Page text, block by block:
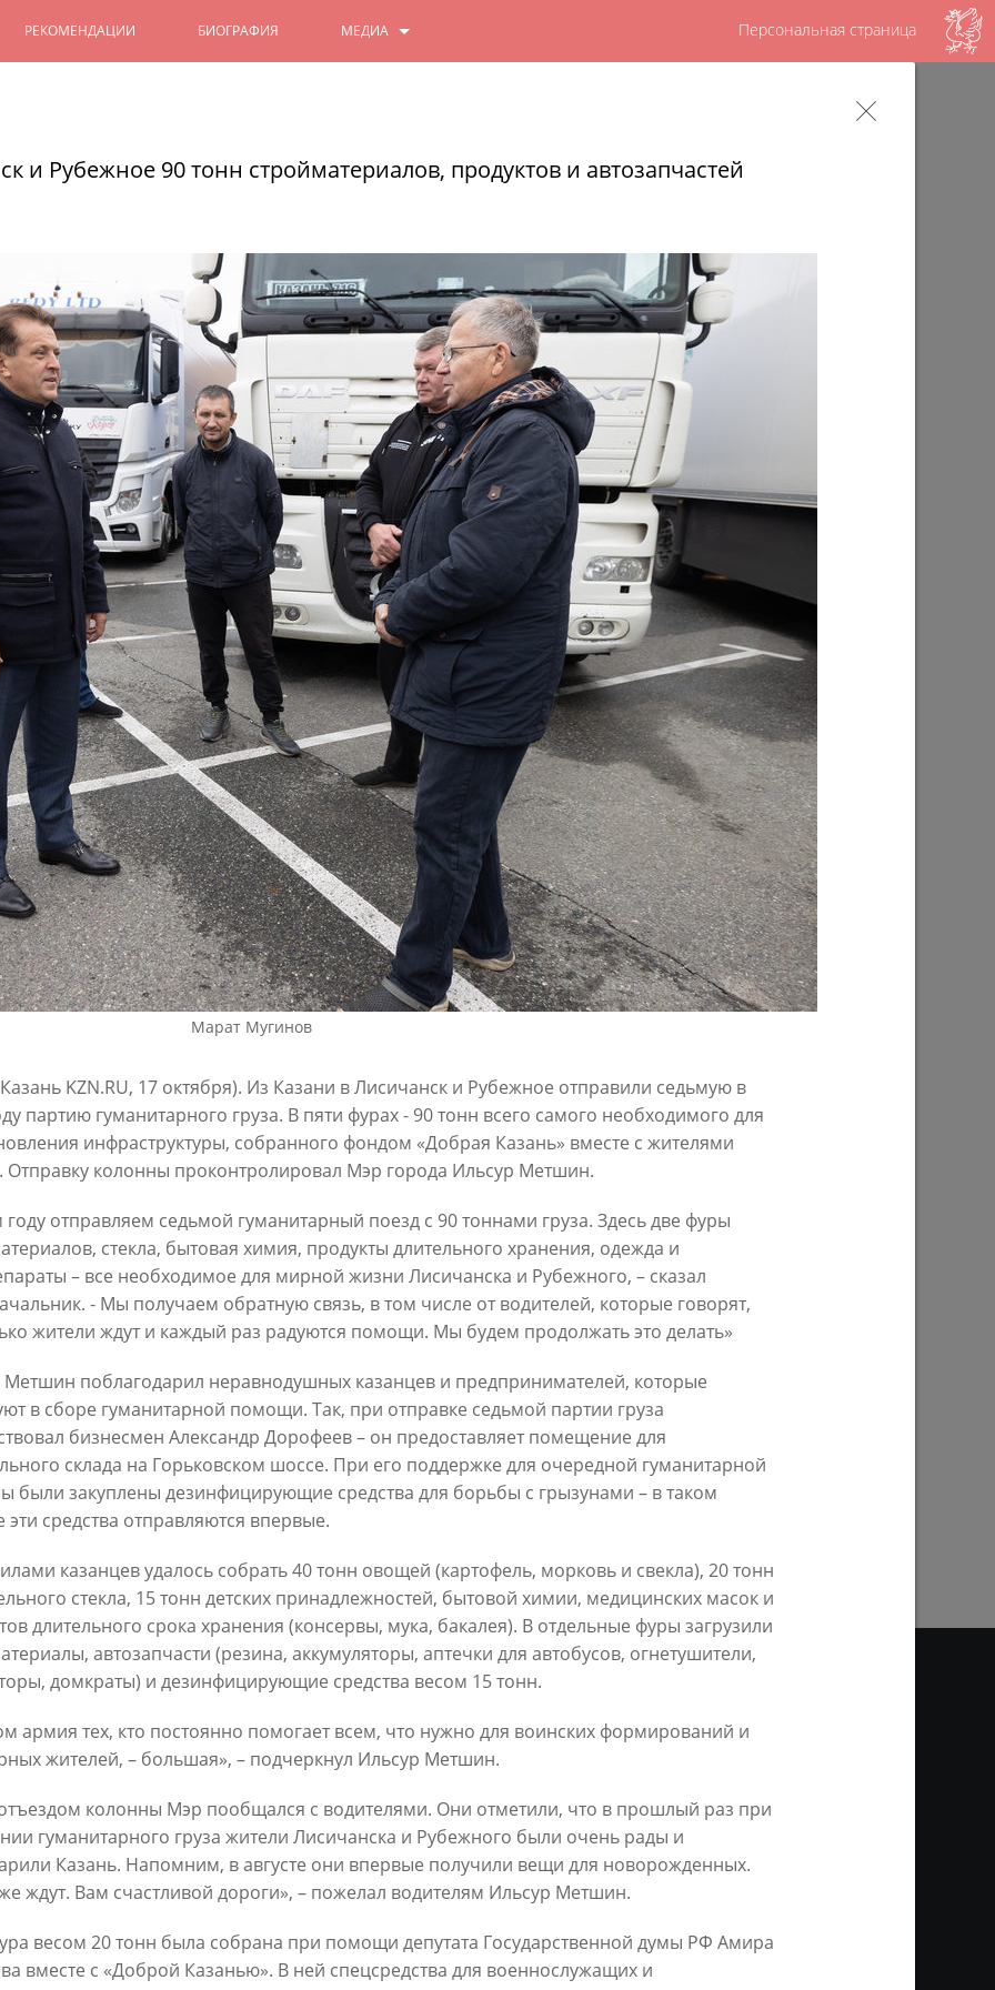
Персональная страница
РЕКОМЕНДАЦИИ БИОГРАФИЯ МЕДИА
Ильсур Метшин: «Ильгам Шакиров – достояние татарского народа,
В филармонии проходит концерт, посвященный памяти выдающегося исполнителя
ЧИТАТЬ ДАЛЕЕ
посетил выступление
театра сатиры «Мунча
Ильсур Метшин: «Этот праздник
дарит негасимый свет веры, надежды
и любви»
07/01/2024
Ильсур Метшин: «Благодаря вам
каждый житель и гость столицы
Татарстана чувствует себя в
безопасности»
10/11/2023
передали в Лисичанск
90 тонн стройматериалов,
и автозапчастей
Ильсур Метшин: Казань не перестает
удивлять разнообразием
музыкальных событий
01/10/2023
Более 70 предприятий Татарстана
приняли участие в «Кроссе
корпораций»
посетил хоккейный
команд
Мэр Казани посетил выставку
«Украина. На переломах эпох»
Ильсур Метшин посетил премьерный
показ документального фильма
18/10/2022
ПРЕДЫДУЩАЯ СТРАНИЦА
и Рубежное 90 тонн стройматериалов, продуктов и автозапчастей
Марат Мугинов
KZN.RU, 17 октября). Из Казани в Лисичанск и Рубежное отправили седьмую в
партию гуманитарного груза. В пяти фурах - 90 тонн всего самого необходимого для
инфраструктуры, собранного фондом «Добрая Казань» вместе с жителями
Отправку колонны проконтролировал Мэр города Ильсур Метшин.
году отправляем седьмой гуманитарный поезд с 90 тоннами груза. Здесь две фуры
стекла, бытовая химия, продукты длительного хранения, одежда и
– все необходимое для мирной жизни Лисичанска и Рубежного, – сказал
- Мы получаем обратную связь, в том числе от водителей, которые говорят,
жители ждут и каждый раз радуются помощи. Мы будем продолжать это делать»
Метшин поблагодарил неравнодушных казанцев и предпринимателей, которые
в сборе гуманитарной помощи. Так, при отправке седьмой партии груза
бизнесмен Александр Дорофеев – он предоставляет помещение для
склада на Горьковском шоссе. При его поддержке для очередной гуманитарной
были закуплены дезинфицирующие средства для борьбы с грызунами – в таком
средства отправляются впервые.
казанцев удалось собрать 40 тонн овощей (картофель, морковь и свекла), 20 тонн
стекла, 15 тонн детских принадлежностей, бытовой химии, медицинских масок и
длительного срока хранения (консервы, мука, бакалея). В отдельные фуры загрузили
автозапчасти (резина, аккумуляторы, аптечки для автобусов, огнетушители,
домкраты) и дезинфицирующие средства весом 15 тонн.
армия тех, кто постоянно помогает всем, что нужно для воинских формирований и
жителей, – большая», – подчеркнул Ильсур Метшин.
колонны Мэр пообщался с водителями. Они отметили, что в прошлый раз при
гуманитарного груза жители Лисичанска и Рубежного были очень рады и
Казань. Напомним, в августе они впервые получили вещи для новорожденных.
ждут. Вам счастливой дороги», – пожелал водителям Ильсур Метшин.
весом 20 тонн была собрана при помощи депутата Государственной думы РФ Амира
вместе с «Доброй Казанью». В ней спецсредства для военнослужащих и
Официальный сайт Мэра Казани
НОВОСТИ РЕКОМЕНДАЦИИ БИОГРАФИЯ ФОТО ВИДЕО
наполнение и сопровождение сайта Мэра Казани является информационное агентство «Город
сайта Мэра Казани могут быть воспроизведены в любых средствах массовой информации, на серверах
иных носителях без каких-либо ограничений по объему и срокам публикации. Условием перепечатки и
ссылка на первоисточник (в случае копирования информации портала в сети Интернет - интерактивная
согласия на перепечатку со стороны информационного агентства «Город Казань KZN.RU» и пресс-службы
Мэрии Казани не требуется.
ИНТЕРНЕТ-ПРИЕМНАЯ